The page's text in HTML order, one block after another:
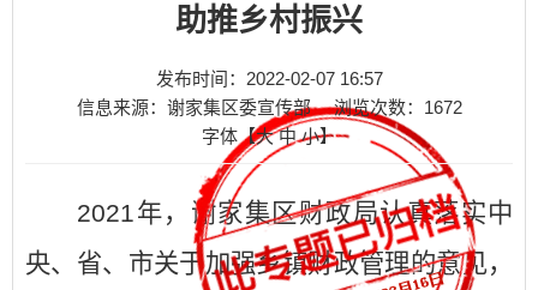
助推乡村振兴
发布时间：2022-02-07 16:57
信息来源：谢家集区委宣传部
浏览次数： 1672
字体【大 中 小】
2021年，谢家集区财政局认真落实中
央、省、市关于加强乡镇财政管理的意见，